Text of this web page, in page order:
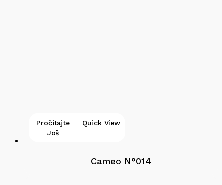
Pročitajte
Još
Quick View
Cameo N°014